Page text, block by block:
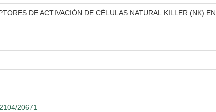
DE ACTIVACIÓN DE CÉLULAS NATURAL KILLER (NK)
20671